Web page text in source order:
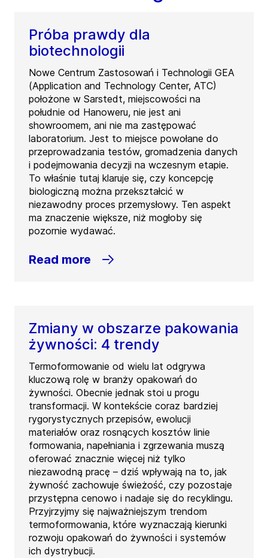
Próba prawdy dla
biotechnologii
Nowe Centrum Zastosowań i Technologii GEA
(Application and Technology Center, ATC)
położone w Sarstedt, miejscowości na
południe od Hanoweru, nie jest ani
showroomem, ani nie ma zastępować
laboratorium. Jest to miejsce powołane do
przeprowadzania testów, gromadzenia danych
i podejmowania decyzji na wczesnym etapie.
To właśnie tutaj klaruje się, czy koncepcję
biologiczną można przekształcić w
niezawodny proces przemysłowy. Ten aspekt
ma znaczenie większe, niż mogłoby się
pozornie wydawać.
Read more
Zmiany w obszarze pakowania
żywności: 4 trendy
Termoformowanie od wielu lat odgrywa
kluczową rolę w branży opakowań do
żywności. Obecnie jednak stoi u progu
transformacji. W kontekście coraz bardziej
rygorystycznych przepisów, ewolucji
materiałów oraz rosnących kosztów linie
formowania, napełniania i zgrzewania muszą
oferować znacznie więcej niż tylko
niezawodną pracę – dziś wpływają na to, jak
żywność zachowuje świeżość, czy pozostaje
przystępna cenowo i nadaje się do recyklingu.
Przyjrzyjmy się najważniejszym trendom
termoformowania, które wyznaczają kierunki
rozwoju opakowań do żywności i systemów
ich dystrybucji.